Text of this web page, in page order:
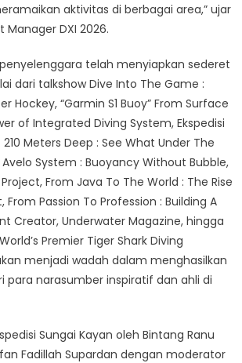
aktivitas di berbagai area,” ujar
Manager DXI 2026.
telah menyiapkan sederet
dari talkshow Dive Into The Game :
Hockey, “Garmin S1 Buoy” From Surface
of Integrated Diving System, Ekspedisi
Meters Deep : See What Under The
System : Buoyancy Without Bubble,
From Java To The World : The Rise
Passion To Profession : Building A
Creator, Underwater Magazine, hingga
Premier Tiger Shark Diving
menjadi wadah dalam menghasilkan
para narasumber inspiratif dan ahli di
Sungai Kayan oleh Bintang Ranu
Fadillah Supardan dengan moderator